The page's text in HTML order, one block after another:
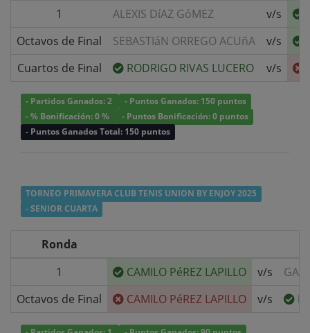
1
ALEXIS DíAZ GóMEZ v/s
Octavos de Final
SEBASTIáN ORREGO ACUñA v/s
Cuartos de Final
RODRIGO RIVAS LUCERO v/s
- Partidos Ganados: 2
- Puntos Ganados: 150 puntos
- % Bonificación: 0 %
- Puntos Bonificación: 0 puntos
- Puntos Ganados Total: 150 puntos
TORNEO PRIMAVERA CLUB TENIS UNION BY ENJOY 2025
- SENIOR CUARTA
Ronda
1
CAMILO PéREZ LAPILLO v/s
Octavos de Final
CAMILO PéREZ LAPILLO v/s